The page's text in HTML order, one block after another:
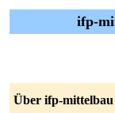
ifp-
Über ifp-mittelbau